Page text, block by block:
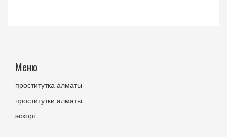
Меню
проститутка алматы
проститутки алматы
эскорт